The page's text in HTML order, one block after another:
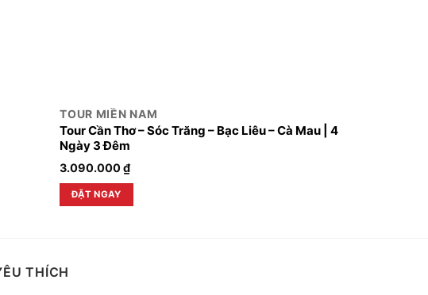
TOUR MIỀN NAM
Tour Cần Thơ – Sóc Trăng – Bạc Liêu – Cà Mau | 4
Ngày 3 Đêm
3.090.000₫
ĐẶT NGAY
THÍCH